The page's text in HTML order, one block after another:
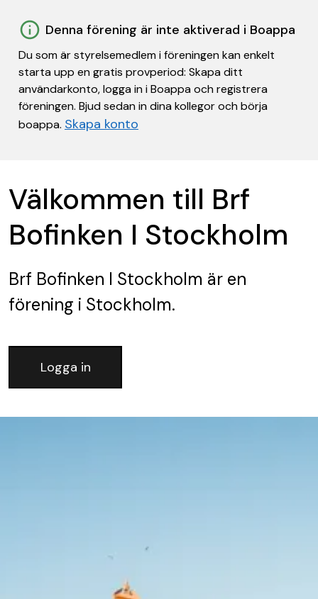
Denna förening är inte aktiverad i Boappa
Du som är styrelsemedlem i föreningen kan enkelt
starta upp en gratis provperiod: Skapa ditt
användarkonto, logga in i Boappa och registrera
föreningen. Bjud sedan in dina kollegor och börja
boappa. Skapa konto
Välkommen till Brf
Bofinken I Stockholm
Brf Bofinken I Stockholm är en
förening i Stockholm.
Logga in